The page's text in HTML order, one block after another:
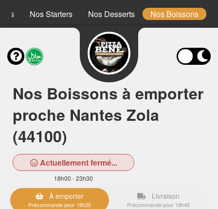
Nos Starters Nos Desserts Nos Boissons
Nos Boissons à emporter
proche Nantes Zola
(44100)
Actuellement fermé...
18h00 - 23h30
À emporter
Précommande pour 18h20
Livraison
Précommande pour 18h45